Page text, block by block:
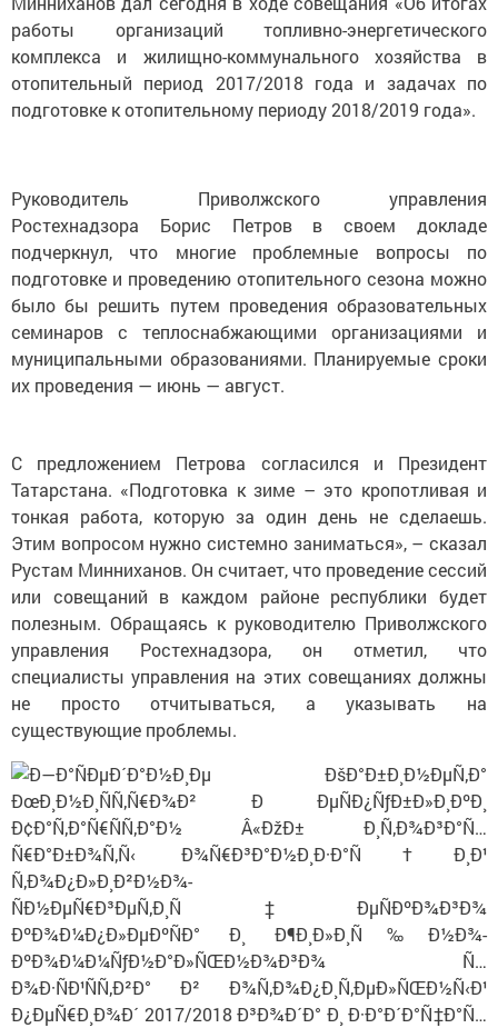
работы организаций топливно-энергетического
комплекса и жилищно-коммунального хозяйства в
отопительный период 2017/2018 года и задачах по
подготовке к отопительному периоду 2018/2019 года».
Руководитель Приволжского управления
Ростехнадзора Борис Петров в своем докладе
подчеркнул, что многие проблемные вопросы по
подготовке и проведению отопительного сезона можно
было бы решить путем проведения образовательных
семинаров с теплоснабжающими организациями и
муниципальными образованиями. Планируемые сроки
их проведения — июнь — август.
С предложением Петрова согласился и Президент
Татарстана. «Подготовка к зиме – это кропотливая и
тонкая работа, которую за один день не сделаешь.
Этим вопросом нужно системно заниматься», – сказал
Рустам Минниханов. Он считает, что проведение сессий
или совещаний в каждом районе республики будет
полезным. Обращаясь к руководителю Приволжского
управления Ростехнадзора, он отметил, что
специалисты управления на этих совещаниях должны
не просто отчитываться, а указывать на
существующие проблемы.